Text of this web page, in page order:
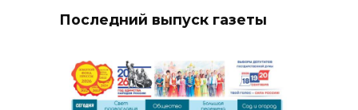
Последний выпуск газеты